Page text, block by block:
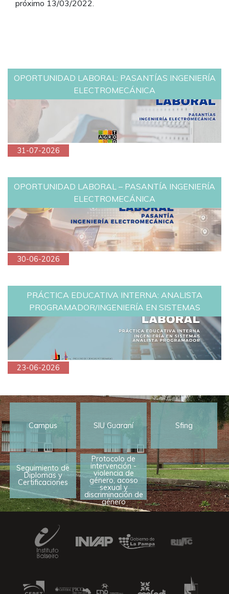
próximo 13/03/2022.
OPORTUNIDAD LABORAL: PASANTÍAS INGENIERÍA
ELECTROMECÁNICA
31-07-2026
OPORTUNIDAD LABORAL – PASANTÍA INGENIERÍA
ELECTROMECÁNICA
30-06-2026
PRÁCTICA EDUCATIVA INTERNA: ANALISTA
PROGRAMADOR/INGENIERÍA EN SISTEMAS
23-06-2026
Campus SIU Guaraní Sfing
Seguimiento de
Diplomas y
Certificaciones
Protocolo de
intervención -
violencia de
género, acoso
sexual y
discriminación de
género